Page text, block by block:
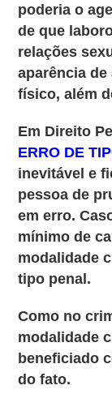
poderia o
de que
relações
aparência
físico, além
Em Direito
ERRO DE
inevitável e
pessoa de
em erro.
mínimo de
modalidade
tipo penal.
Como no
modalidade
beneficiado
do fato.